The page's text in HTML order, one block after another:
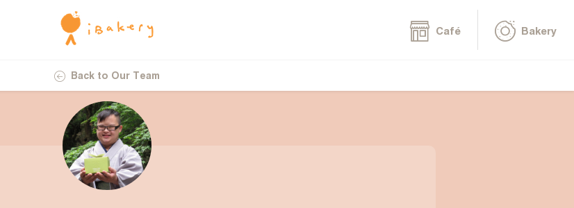
Café Bakery
Back to Our Team